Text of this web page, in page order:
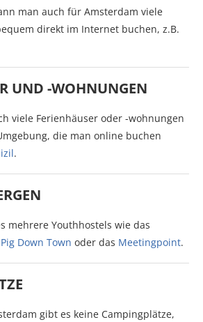
man auch für Amsterdam viele
direkt im Internet buchen, z.B.
UND -WOHNUNGEN
viele Ferienhäuser oder -wohnungen
die man online buchen
.
mehrere Youthhostels wie das
Down Town oder das Meetingpoint.
gibt es keine Campingplätze,